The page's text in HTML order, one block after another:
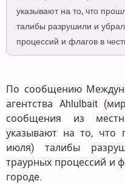
указывают на то, что
талибы разрушили и
процессий и флагов в
По сообщению
агентства Ahlulbait
сообщения из
указывают на то, что
июля) талибы
траурных процессий и
городе.